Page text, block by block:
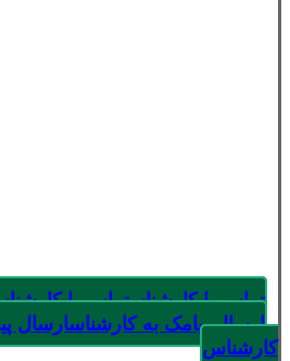
تماس با کارشناستماس با
ارسال پیامک به کارشناسارسال
کارشناس